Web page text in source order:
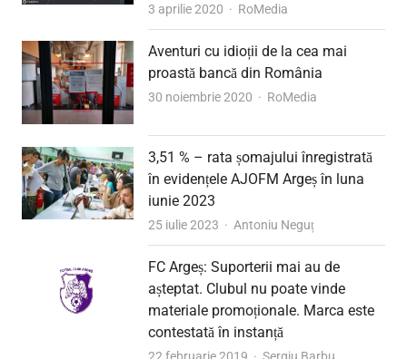
3 aprilie 2020 Author
RoMedia
Aventuri cu idioții de la cea mai
proastă bancă din România
30 noiembrie 2020 Author
RoMedia
3,51 % – rata șomajului înregistrată
în evidențele AJOFM Argeș în luna
iunie 2023
25 iulie 2023 Author
Antoniu Neguț
FC Argeș: Suporterii mai au de
așteptat. Clubul nu poate vinde
materiale promoționale. Marca este
contestată în instanță
Author